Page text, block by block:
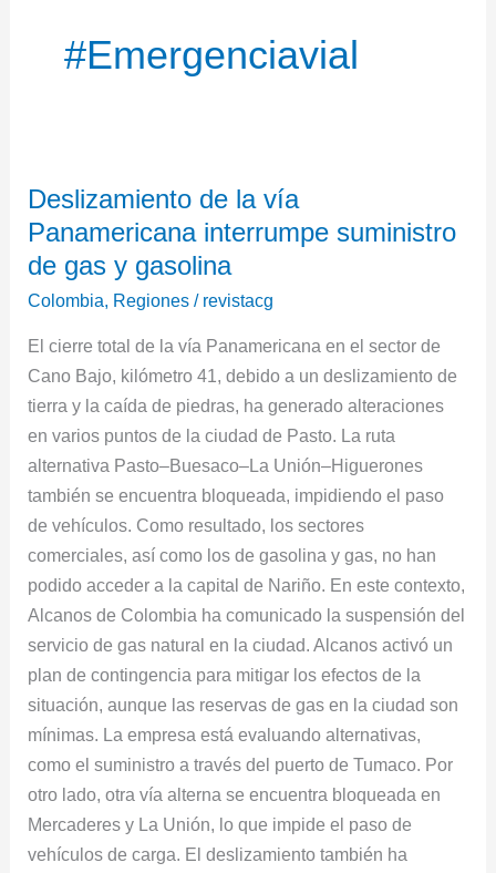
#Emergenciavial
Deslizamiento de la vía
Panamericana interrumpe suministro
de gas y gasolina
Colombia, Regiones / revistacg
El cierre total de la vía Panamericana en el sector de
Cano Bajo, kilómetro 41, debido a un deslizamiento de
tierra y la caída de piedras, ha generado alteraciones
en varios puntos de la ciudad de Pasto. La ruta
alternativa Pasto–Buesaco–La Unión–Higuerones
también se encuentra bloqueada, impidiendo el paso
de vehículos. Como resultado, los sectores
comerciales, así como los de gasolina y gas, no han
podido acceder a la capital de Nariño. En este contexto,
Alcanos de Colombia ha comunicado la suspensión del
servicio de gas natural en la ciudad. Alcanos activó un
plan de contingencia para mitigar los efectos de la
situación, aunque las reservas de gas en la ciudad son
mínimas. La empresa está evaluando alternativas,
como el suministro a través del puerto de Tumaco. Por
otro lado, otra vía alterna se encuentra bloqueada en
Mercaderes y La Unión, lo que impide el paso de
vehículos de carga. El deslizamiento también ha
de
la
vía
suministro
de
gas
y
gasolina